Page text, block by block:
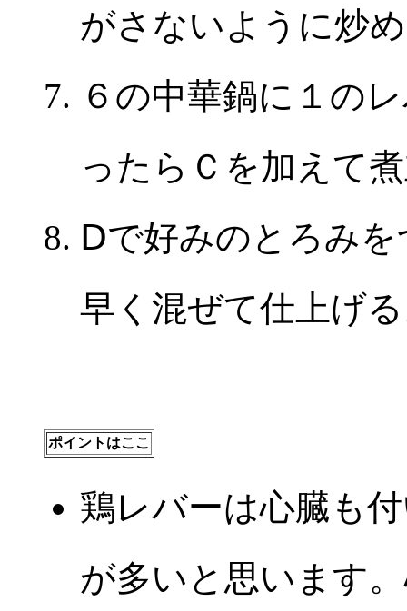
がさないように炒
６の中華鍋に１の
ったらＣを加えて
Ⅾで好みのとろみ
早く混ぜて仕上げ
ポイントはここ
鶏レバーは心臓も
が多いと思います